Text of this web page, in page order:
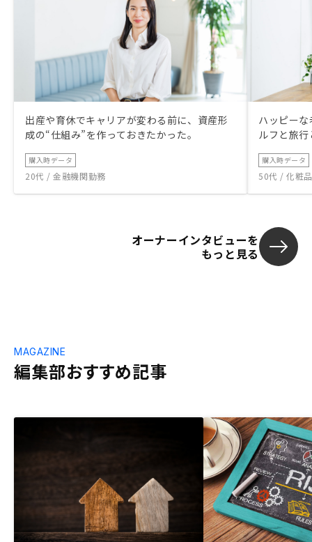
出産や育休でキャリアが変わる前に、資産形
成の“仕組み”を作っておきたかった。
購入時データ
20代 / 金融機関勤務
ハッピー
ルフと旅
購入時データ
50代 / 化粧
オーナーインタビューを
もっと見る
編集部おすすめ記事
MAGAZINE